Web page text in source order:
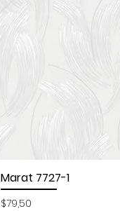
Vista rápida
Marat 7727-1
Precio
$79,50